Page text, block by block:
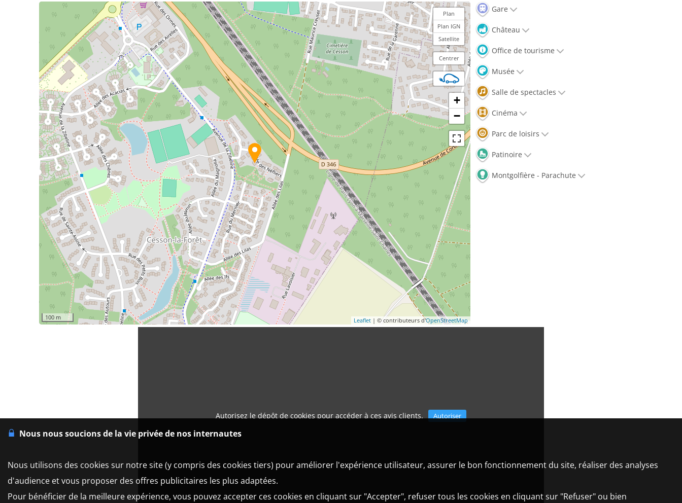
Plan
Plan IGN
Satellite
Centrer
+
−
100 m Leaflet | © contributeurs d'OpenStreetMap
Gare
Château
Office de tourisme
Musée
Salle de spectacles
Cinéma
Parc de loisirs
Patinoire
Montgolfière - Parachute
Autorisez le dépôt de cookies pour accéder à ces avis clients. Autoriser
Nous nous soucions de la vie privée de nos internautes
Nous utilisons des cookies sur notre site (y compris des cookies tiers) pour améliorer l'expérience utilisateur, assurer le bon fonctionnement du site, réaliser des analyses
d'audience et vous proposer des offres publicitaires les plus adaptées.
Pour bénéficier de la meilleure expérience, vous pouvez accepter ces cookies en cliquant sur "Accepter", refuser tous les cookies en cliquant sur "Refuser" ou bien